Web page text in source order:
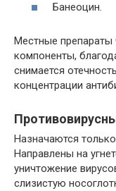
Банеоцин.
Местные препараты
компоненты,
снимается
концентрации
Назначаются
Направлены на
уничтожение
слизистую